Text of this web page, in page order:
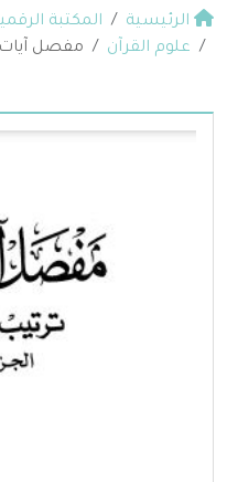
الرئيسية المكتبة
علوم القرآن
مفصل آيات